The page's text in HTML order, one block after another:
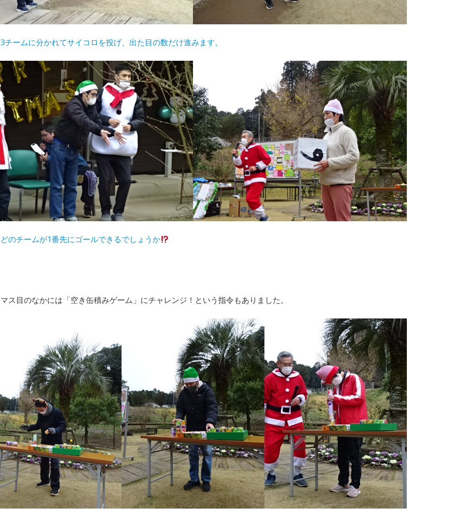
3チームに分かれてサイコロを投げ、出た目の数だけ進みます。
どのチームが1番先にゴールできるでしょうか
マス目のなかには「空き缶積みゲーム」にチャレンジ！という指令もありました。